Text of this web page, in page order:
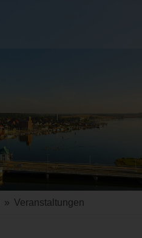
» Veranstaltungen